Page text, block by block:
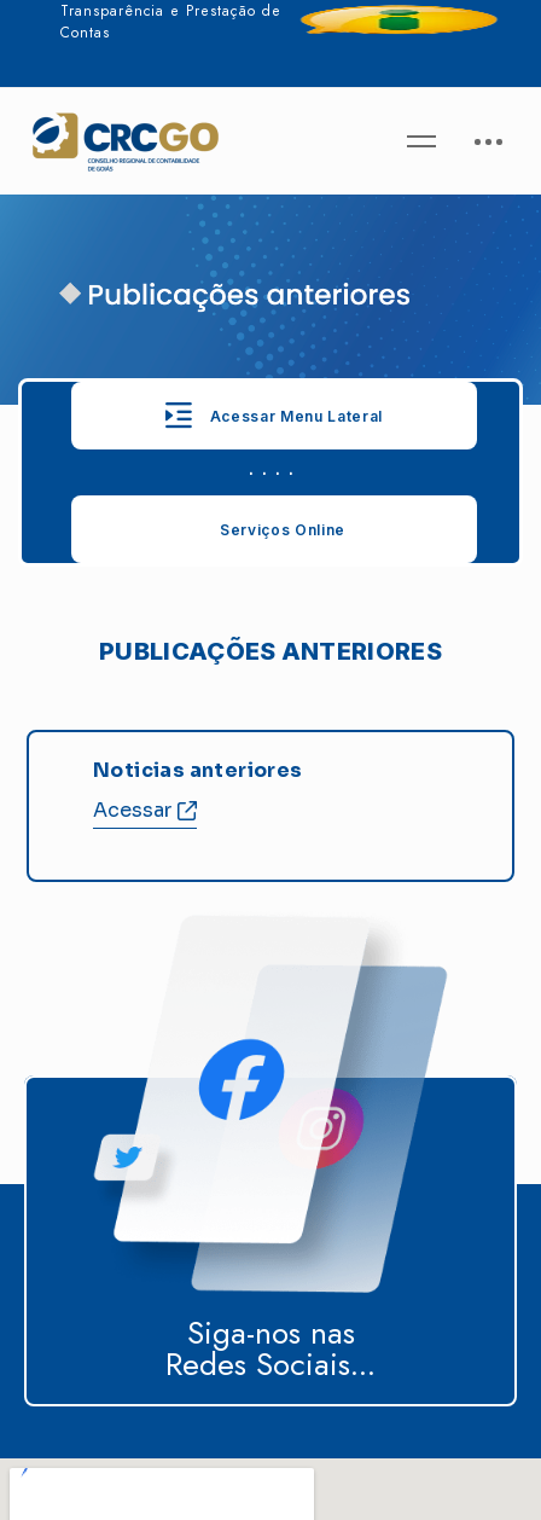
Transparência e Prestação de
Contas
Acessar Menu Lateral
. . . .
Serviços Online
PUBLICAÇÕES ANTERIORES
Noticias anteriores
Acessar
Siga-nos nas
Redes Sociais...